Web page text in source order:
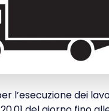
l’esecuzione dei